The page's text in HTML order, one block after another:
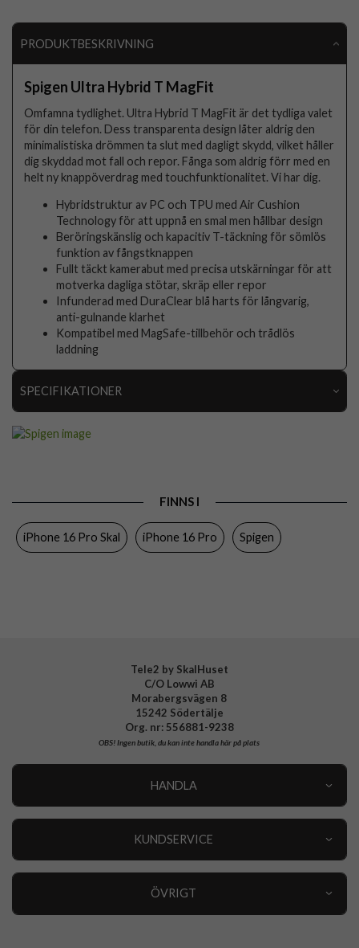
PRODUKTBESKRIVNING
Spigen Ultra Hybrid T MagFit
Omfamna tydlighet. Ultra Hybrid T MagFit är det tydliga valet
för din telefon. Dess transparenta design låter aldrig den
minimalistiska drömmen ta slut med dagligt skydd, vilket håller
dig skyddad mot fall och repor. Fånga som aldrig förr med en
helt ny knappöverdrag med touchfunktionalitet. Vi har dig.
Hybridstruktur av PC och TPU med Air Cushion
Technology för att uppnå en smal men hållbar design
Beröringskänslig och kapacitiv T-täckning för sömlös
funktion av fångstknappen
Fullt täckt kamerabut med precisa utskärningar för att
motverka dagliga stötar, skräp eller repor
Infunderad med DuraClear blå harts för långvarig,
anti-gulnande klarhet
Kompatibel med MagSafe-tillbehör och trådlös
laddning
SPECIFIKATIONER
Färg Genomskinlig
FINNS I
iPhone 16 Pro Skal iPhone 16 Pro Spigen
Tele2 by SkalHuset
C/O Lowwi AB
Morabergsvägen 8
15242 Södertälje
Org. nr: 556881-9238
OBS!Ingen butik, du kan inte handla här på plats
HANDLA
KUNDSERVICE
ÖVRIGT